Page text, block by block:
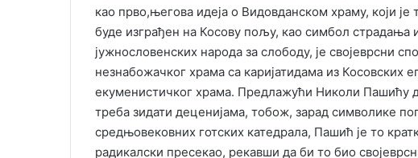
као прво,његова идеја о Видовданском храму, који је
буде изграђен на Косову пољу, као симбол страдања
јужнословенских народа за слободу, је својеврсни
незнабожачког храма са каријатидама из Косовских
екуменистичког храма. Предлажући Николи Пашићу
треба зидати деценијама, тобож, зарад символике
средњовековних готских катедрала, Пашић је то
радикалски пресекао, рекавши да би то био